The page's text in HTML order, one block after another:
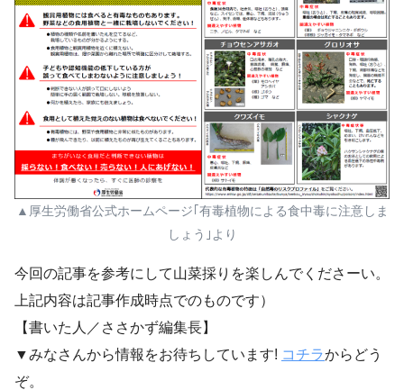
▲厚生労働省公式ホームページ｢有毒植物による食中毒に注意しま
しょう｣より
今回の記事を参考にして山菜採りを楽しんでくださーい。
上記内容は記事作成時点でのものです）
【書いた人／ささかず編集長】
▼みなさんから情報をお待ちしています! コチラからどう
ぞ。